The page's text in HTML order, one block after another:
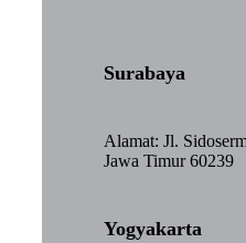
Surabaya
Alamat: Jl.
Jawa Timur 60239
Yogyakarta